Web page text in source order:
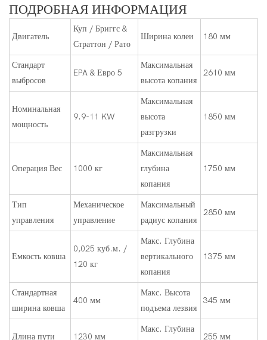
ПОДРОБНАЯ ИНФОРМАЦИЯ
Двигатель
Куп / Бриггс &
Страттон / Рато
Ширина колеи 180 мм
Стандарт
выбросов
EPA & Евро 5
Максимальная
высота копания
2610 мм
Номинальная
мощность
9.9-11 KW
Максимальная
высота
разгрузки
1850 мм
Операция Вес 1000 кг
Максимальная
глубина
копания
1750 мм
Тип
управления
Механическое
управление
Максимальный
радиус копания
2850 мм
Емкость ковша
0,025 куб.м. /
120 кг
Макс. Глубина
вертикального
копания
1375 мм
Стандартная
ширина ковша
400 мм
Макс. Высота
подъема лезвия
345 мм
Длина пути 1230 мм
Макс. Глубина
255 мм